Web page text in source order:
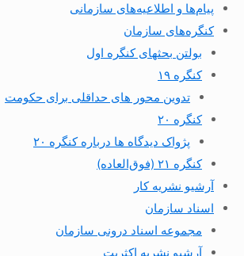
پیام‌ها و اطلاعیه‌های سازمانی
کنگره‌های سازمان
بولتن بحثهای کنگره اول
کنگره ۱۹
تدوین محور های حداقلی برای حکومت
کنگره ۲۰
پژواک دیدگاه ها درباره کنگره ۲۰
کنگره ۲۱ (فوق‌العاده)
آرشیو نشریه کار
اسناد سازمان
مجموعه اسناد درونی سازمان
آرشیو نشریه اکثریت